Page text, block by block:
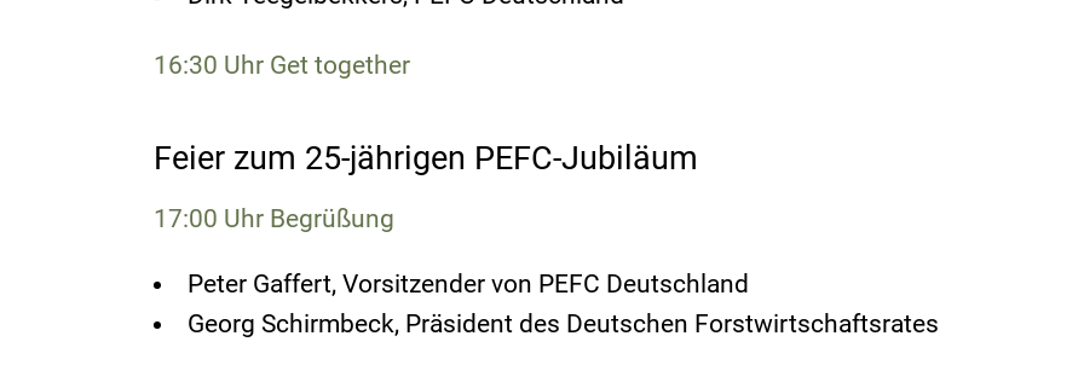
16:30 Uhr Get together
Feier zum 25-jährigen PEFC-Jubiläum
17:00 Uhr Begrüßung
Peter Gaffert, Vorsitzender von PEFC Deutschland
Georg Schirmbeck, Präsident des Deutschen Forstwirtschaftsrates